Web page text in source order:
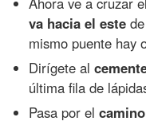
va hacia el este
mismo puente hay
Dirígete al
última fila de
Pasa por el